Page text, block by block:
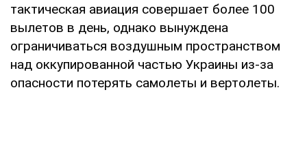
тактическая авиация совершает более 100
вылетов в день, однако вынуждена
ограничиваться воздушным пространством
над оккупированной частью Украины из-за
опасности потерять самолеты и вертолеты.